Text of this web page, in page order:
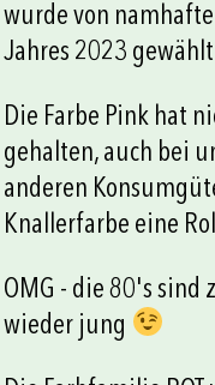
wurde von
Jahres 2023
Die Farbe Pink hat
gehalten, auch bei
anderen
Knallerfarbe eine
OMG - die 80's
wieder jung